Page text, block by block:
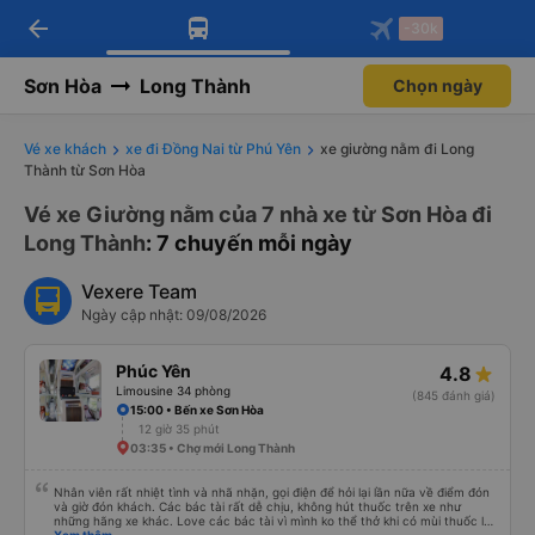
Tải app Vexere ngay!
Nhận ưu đãi thành viên độc
Mở app
Tải app Vexere
-30k/ghế khi đặt vé máy bay qua
Mở app
arrow_back -30k
Sơn Hòa Long Thành Chọn ngày
Vé xe khách xe đi Đồng Nai từ Phú Yên
xe giường nằm đi Long
Thành từ Sơn Hòa
Vé xe Giường nằm của 7 nhà xe từ Sơn Hòa đi
Long Thành: 7 chuyến mỗi ngày
Vexere Team
Ngày cập nhật: 09/08/2026
Phúc Yên
Limousine 34 phòng
4.8
(845 đánh giá)
15:00 • Bến xe Sơn Hòa
12 giờ 35 phút
03:35 • Chợ mới Long Thành
Nhân viên rất nhiệt tình và nhã nhặn, gọi điện để hỏi lại lần nữa về điểm đón
và giờ đón khách. Các bác tài rất dễ chịu, không hút thuốc trên xe như
những hãng xe khác. Love các bác tài vì mình ko thể thở khi có mùi thuốc lá.